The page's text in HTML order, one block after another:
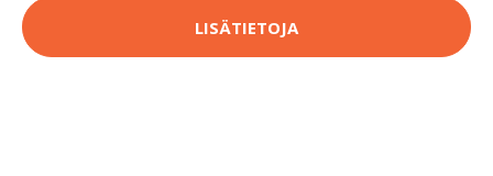
LISÄTIETOJA